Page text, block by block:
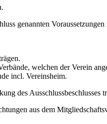
genannten
welchen der Verein
incl. Vereinsheim.
des Ausschlussbeschlusses
aus dem